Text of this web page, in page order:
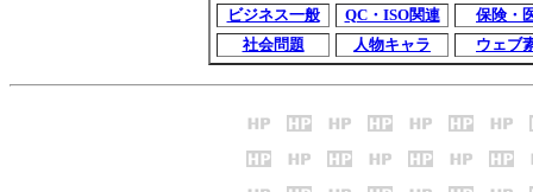
ビジネス一般
QC・ISO関連
保険・
社会問題
人物キャラ ウェブ